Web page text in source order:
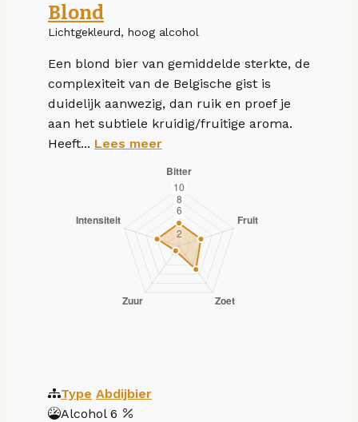
Blond
Lichtgekleurd, hoog alcohol
Een blond bier van gemiddelde sterkte, de
complexiteit van de Belgische gist is
duidelijk aanwezig, dan ruik en proef je
aan het subtiele kruidig/fruitige aroma.
Heeft... Lees meer
Type Abdijbier
Alcohol 6